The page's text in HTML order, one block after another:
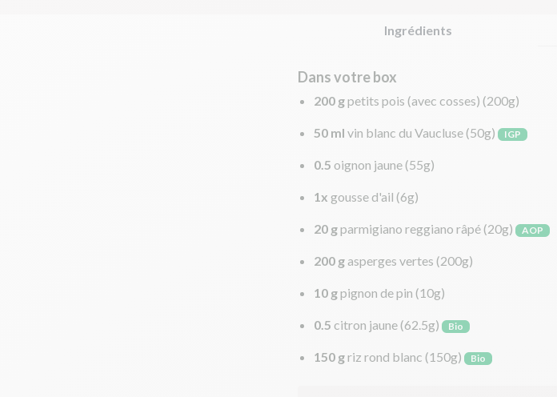
Ingrédients
Dans votre box
200 gpetits pois (avec cosses) (200g)
50 ml vin blanc du Vaucluse (50g) IGP
0.5 oignon jaune (55g)
1x gousse d'ail (6g)
20 gparmigiano reggiano râpé (20g) AOP
200 g asperges vertes (200g)
10 gpignon de pin (10g)
0.5 citron jaune (62.5g) Bio
150 griz rond blanc (150g) Bio